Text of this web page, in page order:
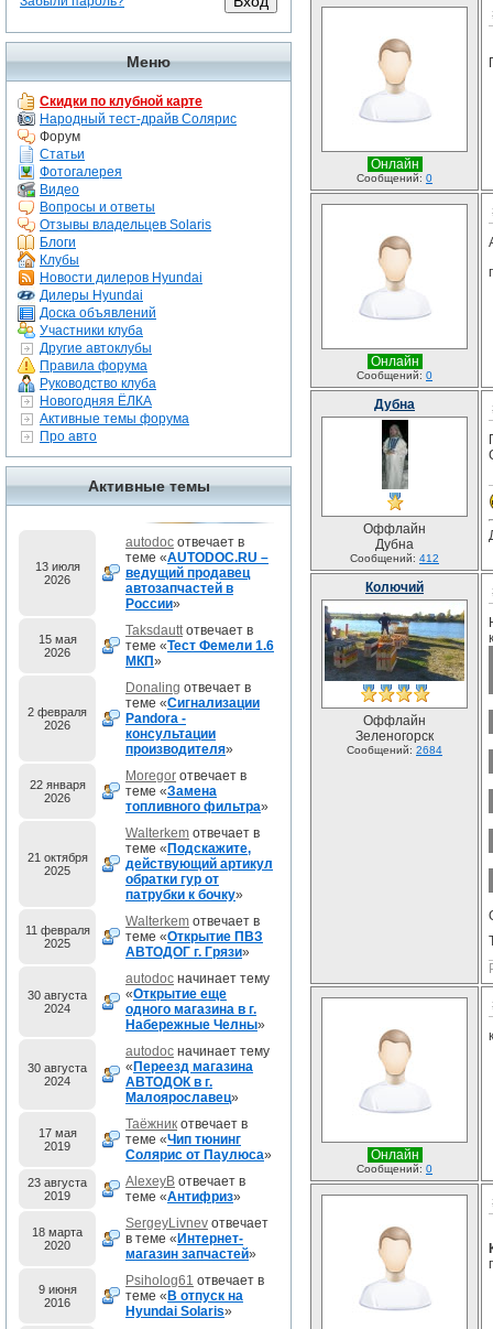
Меню
Скидки по клубной карте
Народный тест-драйв Солярис
Форум
Статьи
Фотогалерея
Видео
Вопросы и ответы
Отзывы владельцев Solaris
Блоги
Клубы
Новости дилеров Hyundai
Дилеры Hyundai
Доска объявлений
Участники клуба
Другие автоклубы
Правила форума
Руководство клуба
Новогодняя ЁЛКА
Активные темы форума
Про авто
Активные темы
13 июля
2026
autodoc отвечает в
теме «AUTODOC.RU –
ведущий продавец
автозапчастей в
России»
15 мая
2026
Taksdauttотвечает в
теме «Тест Фемели 1.6
МКП»
2 февраля
2026
Donaling отвечает в
теме «Сигнализации
Pandora -
консультации
производителя»
22 января
2026
Moregor отвечает в
теме «Замена
топливного фильтра»
21 октября
2025
Walterkem отвечает в
теме « Подскажите,
действующий артикул
обратки гур от
патрубки к бочку»
11 февраля
2025
Walterkem отвечает в
теме «Открытие ПВЗ
АВТОДОГ г. Грязи»
30 августа
2024
autodoc начинает тему
«Открытие еще
одного магазина в г.
Набережные Челны»
30 августа
2024
autodoc начинает тему
« Переезд магазина
АВТОДОК в г.
Малоярославец»
17 мая
2019
Таёжник отвечает в
теме «Чип тюнинг
Солярис от Паулюса»
23 августа
2019
AlexeyB отвечает в
теме «Антифриз»
18 марта
2020
SergeyLivnev отвечает
в теме « Интернет-
магазин запчастей»
9 июня
2016
Psiholog61 отвечает в
теме « В отпуск на
Hyundai Solaris»
Онлайн
Сообщений: 0
Онлайн
Сообщений: 0
Дубна
Оффлайн
Дубна
Сообщений: 412
Колючий
Оффлайн
Зеленогорск
Сообщений: 2684
Онлайн
Сообщений: 0